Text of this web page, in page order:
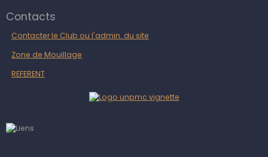
Contacts
Contacter le Club ou l'admin. du site
Zone de Mouillage
REFERENT